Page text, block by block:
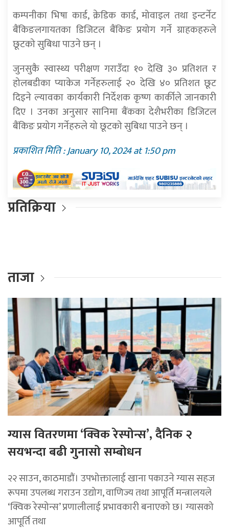
कम्पनीका भिषा कार्ड, क्रेडिक कार्ड, मोवाइल तथा इन्टर्नेट
बैंकिङलगायतका डिजिटल बैंकिङ प्रयोग गर्ने ग्राहकहरुले
छूटको सुबिधा पाउने छन् ।
जुनसुकै स्वास्थ्य परीक्षण गराउँदा १० देखि ३० प्रतिशत र
होलबडीका प्याकेज गर्नेहरुलाई २० देखि ४० प्रतिशत छूट
दिइने ल्यावका कार्यकारी निर्देशक कृष्ण कार्कीले जानकारी
दिए । उनका अनुसार सानिमा बैंकका देशैभरीका डिजिटल
बैंकिङ प्रयोग गर्नेहरुले यो छूटको सुबिधा पाउने छन् ।
प्रकाशित मिति : January 10, 2024 at 1:50 pm
प्रतिक्रिया
ताजा
ग्यास वितरणमा ‘क्विक रेस्पोन्स’, दैनिक २
सयभन्दा बढी गुनासो सम्बोधन
२२ साउन, काठमाडाैं। उपभोक्तालाई खाना पकाउने ग्यास सहज
रूपमा उपलब्ध गराउन उद्योग, वाणिज्य तथा आपूर्ति मन्त्रालयले
‘क्विक रेस्पोन्स’ प्रणालीलाई प्रभावकारी बनाएको छ। ग्यासको
आपूर्ति तथा